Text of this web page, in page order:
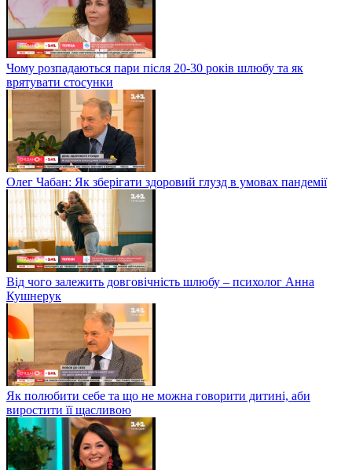
Чому розпадаються пари після 20-30 років шлюбу та як
врятувати стосунки
Олег Чабан: Як зберігати здоровий глузд в умовах пандемії
Від чого залежить довговічність шлюбу – психолог Анна
Кушнерук
Як полюбити себе та що не можна говорити дитині, аби
виростити її щасливою